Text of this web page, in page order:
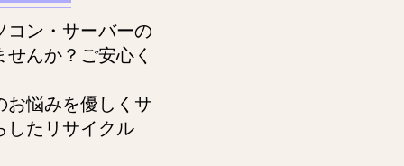
コン・サーバーの
んか？ご安心く
悩みを優しくサ
したリサイクル